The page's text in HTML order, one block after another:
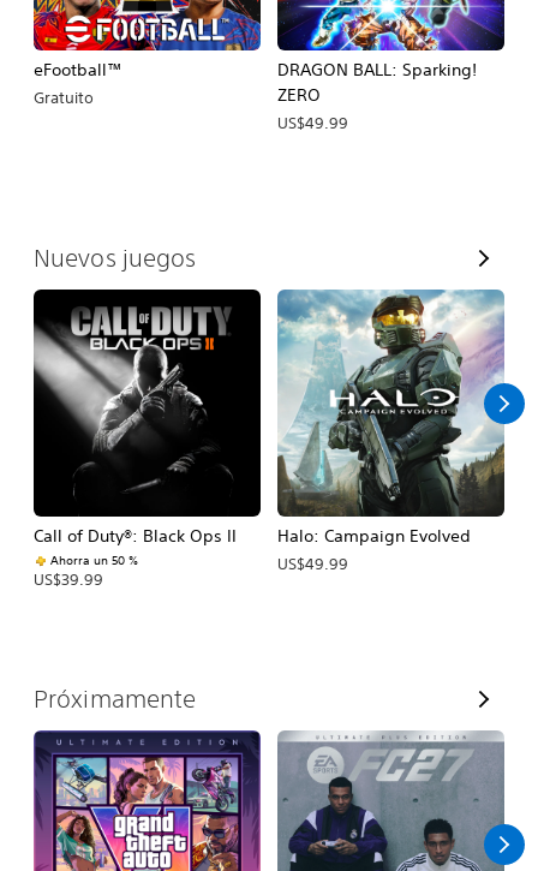
eFootball™
Gratuito
DRAGON BALL: Sparking!
ZERO
US$49.99
Nuevos juegos
V
e
r
t
o
d
o
s
Call of Duty®: Black Ops II
Ahorra un 50 %
US$39.99
Halo: Campaign Evolved
US$49.99
Próximamente
V
e
r
t
s